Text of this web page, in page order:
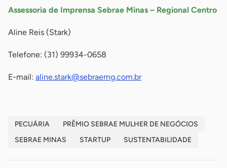
Assessoria de Imprensa Sebrae Minas – Regional Centro
Aline Reis (Stark)
Telefone: (31) 99934-0658
E-mail: aline.stark@sebraemg.com.br
PECUÁRIA
PRÊMIO SEBRAE MULHER DE NEGÓCIOS
SEBRAE MINAS
STARTUP SUSTENTABILIDADE